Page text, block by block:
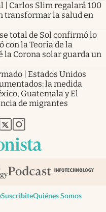
| Carlos Slim regalará 100
transformar la salud en
total de Sol confirmó lo
con la Teoría de la
la Corona solar guarda un
| Estados Unidos
la medida
Guatemala y El
de migrantes
pestaña
nueva pestaña
en nueva pestaña
abre en nueva pestaña
abre en nueva pestaña
SuscribiteQuiénes Somos